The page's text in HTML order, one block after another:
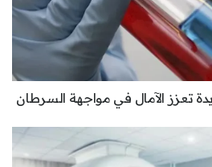
تعزز الآمال في مواجهة السرطان